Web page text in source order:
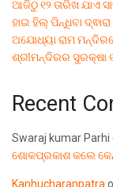
ଆଜିଠୁ ୧୨ ତାରିଖ ଯାଏ
ହାଇ ହିଲ୍ ପିନ୍ଧିବା
ଅଯୋଧ୍ୟା ରାମ
ଶ୍ରୀମନ୍ଦିରର ସୁରକ୍ଷା
Recent
Swaraj kumar Parhi
ଶୋକପ୍ରକାଶ କଲେ
Kanhucharanpatra